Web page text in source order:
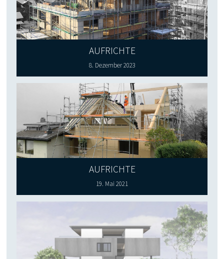
AUFRICHTE
8. Dezember 2023
AUFRICHTE
19. Mai 2021